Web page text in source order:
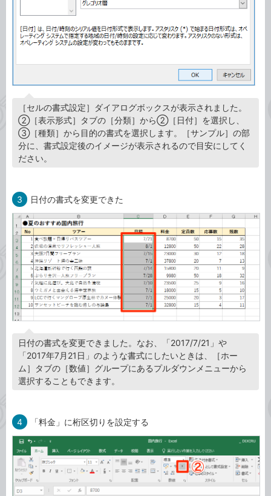
［セルの書式設定］ダイアログボックスが表示されました。
②［表示形式］タブの［分類］から②［日付］を選択し、
③［種類］から目的の書式を選択します。［サンプル］の部
分に、書式設定後のイメージが表示されるので目安にしてく
ださい。
3 日付の書式を変更できた
日付の書式を変更できました。なお、「2017/7/21」や
「2017年7月21日」のような書式にしたいときは、［ホー
ム］タブの［数値］グループにあるプルダウンメニューから
選択することもできます。
4 「料金」に桁区切りを設定する